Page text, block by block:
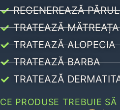
REGENEREAZĂ PĂRUL
TRATEAZĂ MĂTREAȚA
TRATEAZĂ ALOPECIA
TRATEAZĂ BARBA
TRATEAZĂ
CE PRODUSE TREBUIE